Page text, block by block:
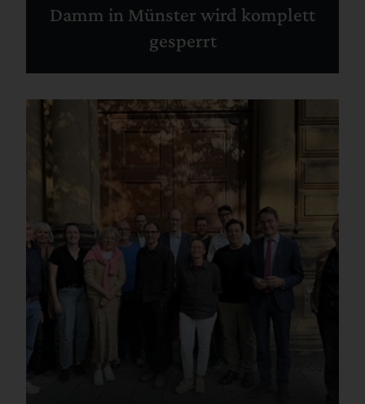
Damm in Münster wird komplett
gesperrt